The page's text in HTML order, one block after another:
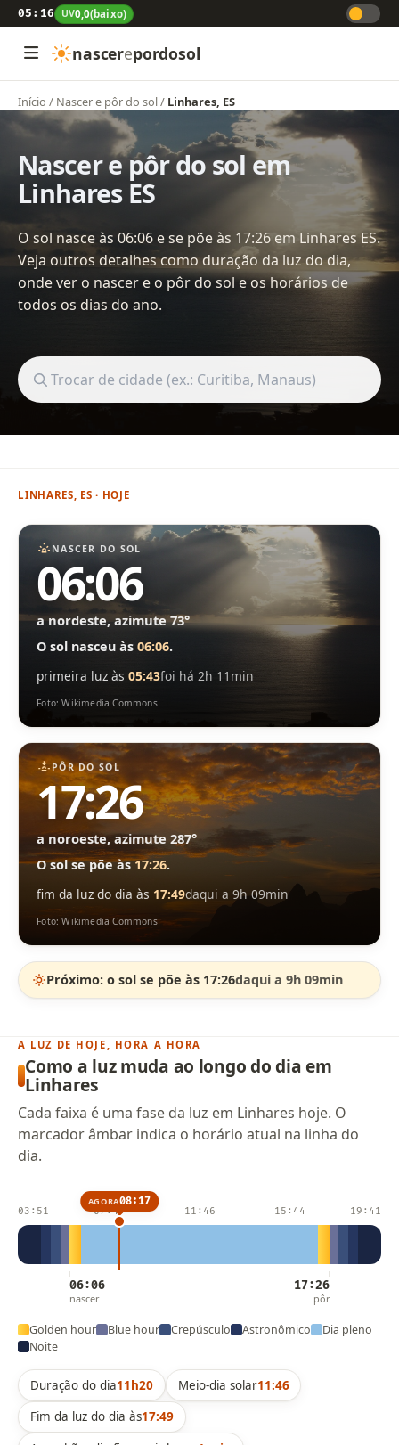
05:16 UV0,0(baixo)
nascerepordosol
Início / Nascer e pôr do sol/ Linhares, ES
Nascer e pôr do sol em
Linhares ES
O sol nasce às 06:06 e se põe às 17:26 em Linhares ES.
Veja outros detalhes como duração da luz do dia,
onde ver o nascer e o pôr do sol e os horários de
todos os dias do ano.
Buscar cidade
LINHARES, ES · HOJE
NASCER DO SOL
06:06
a nordeste, azimute 73°
O sol nasceu às06:06.
primeira luz às05:43foi há 2h 11min
Foto: Wikimedia Commons
PÔR DO SOL
17:26
a noroeste, azimute 287°
O sol se põe às17:26.
fim da luz do dia às 17:49daqui a 9h 09min
Foto: Wikimedia Commons
Próximo: o sol se põe às 17:26daqui a 9h 09min
A LUZ DE HOJE, HORA A HORA
Como a luz muda ao longo do dia em
Linhares
Cada faixa é uma fase da luz em Linhares hoje. O
marcador âmbar indica o horário atual na linha do
dia.
03:51 07:49 11:46 15:44 19:41
AGORA08:17
06:06
nascer
17:26
pôr
Golden hour Blue hour Crepúsculo Astronômico
Dia pleno
Noite
Duração do dia11h20 Meio-dia solar11:46
Fim da luz do dia às17:49